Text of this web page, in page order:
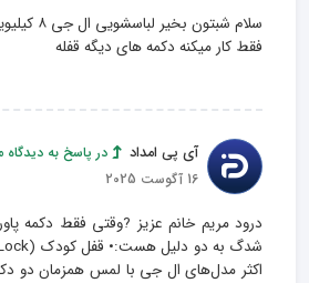
سلام
فقط کار میکنه دکمه های دیگه قفله
آی پی امداد
در پاسخ به دیدگاه
16 آگوست 2025
درود مریم خانم عزیز ?وقتی فقط دکمه
اکثر مدل‌های ال جی با لمس همزمان